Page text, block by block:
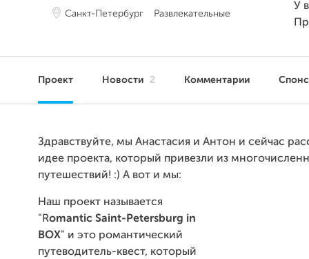
Санкт-Петербург Развлекательные
У
Проект Новости 2 Комментарии
Здравствуйте, мы Анастасия и Антон и сейчас
идее проекта, который привезли из
путешествий! :) А вот и мы:
Наш проект называется
"Romantic Saint-Petersburg in
BOX" и это романтический
путеводитель-квест, который